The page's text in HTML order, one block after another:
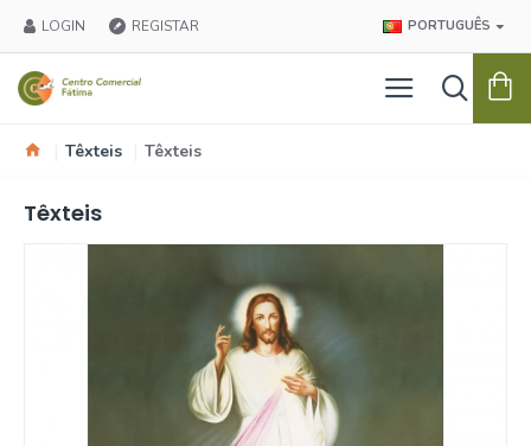
LOGIN REGISTAR PORTUGUÊS
Têxteis Têxteis
Têxteis